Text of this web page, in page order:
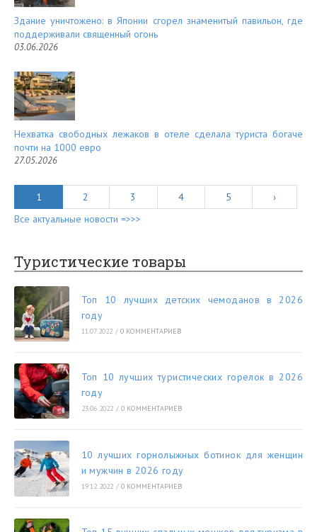
Здание уничтожено: в Японии сгорел знаменитый павильон, где
поддерживали священный огонь
03.06.2026
Нехватка свободных лежаков в отеле сделала туриста богаче
почти на 1000 евро
27.05.2026
1 2 3 4 5
›
Все актуальные новости =>>>
Туристические товары
Топ 10 лучших детских чемоданов в 2026
году
11.07.2022 / 0 КОММЕНТАРИЕВ
Топ 10 лучших туристических горелок в 2026
году
23.06.2022 / 0 КОММЕНТАРИЕВ
10 лучших горнолыжных ботинок для женщин
и мужчин в 2026 году
19.12.2022 / 0 КОММЕНТАРИЕВ